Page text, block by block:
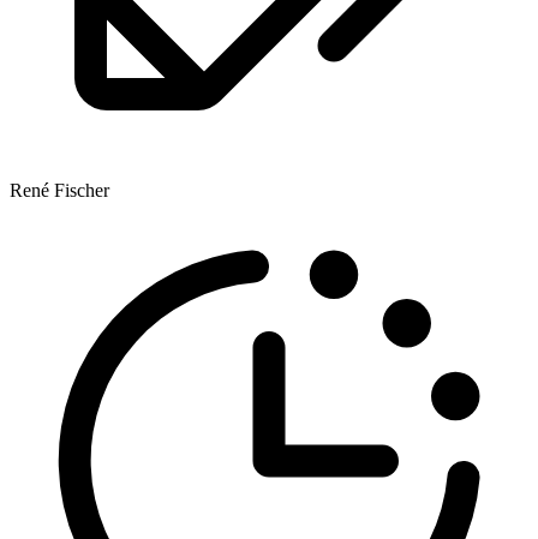
René Fischer